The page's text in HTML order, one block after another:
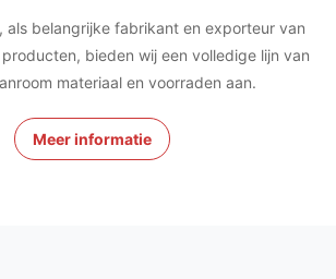
als belangrijke fabrikant en exporteur van
producten, bieden wij een volledige lijn van
materiaal en voorraden aan.
Meer informatie